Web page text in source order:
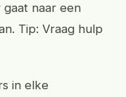
gaat naar een
Tip: Vraag hulp
in elke